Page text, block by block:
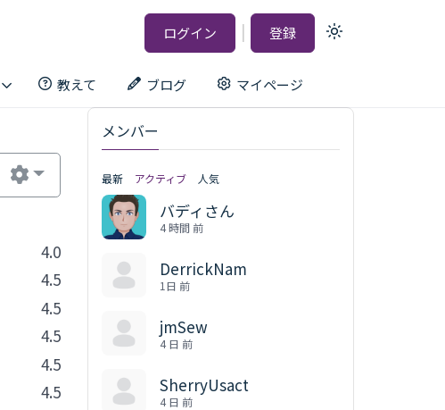
ログイン | 登録
Light
教えて ブログ マイページ
4.0
4.5
4.5
4.5
4.5
4.5
メンバー
最新 アクティブ 人気
バディさん
4 時間 前
DerrickNam
1日 前
jmSew
4 日 前
SherryUsact
4 日 前